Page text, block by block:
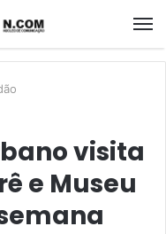
visita
e Museu